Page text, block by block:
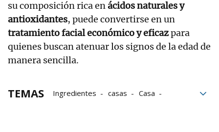
su composición rica en ácidos naturales y
antioxidantes, puede convertirse en un
tratamiento facial económico y eficazpara
quienes buscan atenuar los signos de la edad de
manera sencilla.
TEMAS Ingredientes casas
Casa